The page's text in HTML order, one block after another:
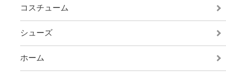
コスチューム
シューズ
ホーム